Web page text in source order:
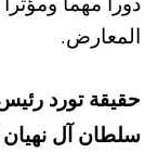
المعارض.
حقيقة تورد
سلطان آل